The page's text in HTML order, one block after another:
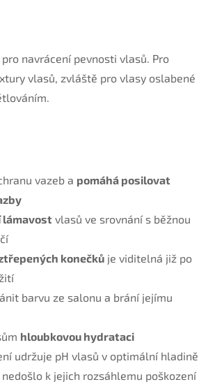
navrácení pevnosti vlasů. Pro
vlasů, zvláště pro vlasy oslabené
vazeb a pomáhá posilovat
lámavost vlasů ve srovnání s běžnou
konečků je viditelná již po
barvu ze salonu a brání jejímu
hloubkovou hydrataci
udržuje pH vlasů v optimální hladině
k jejich rozsáhlemu poškození